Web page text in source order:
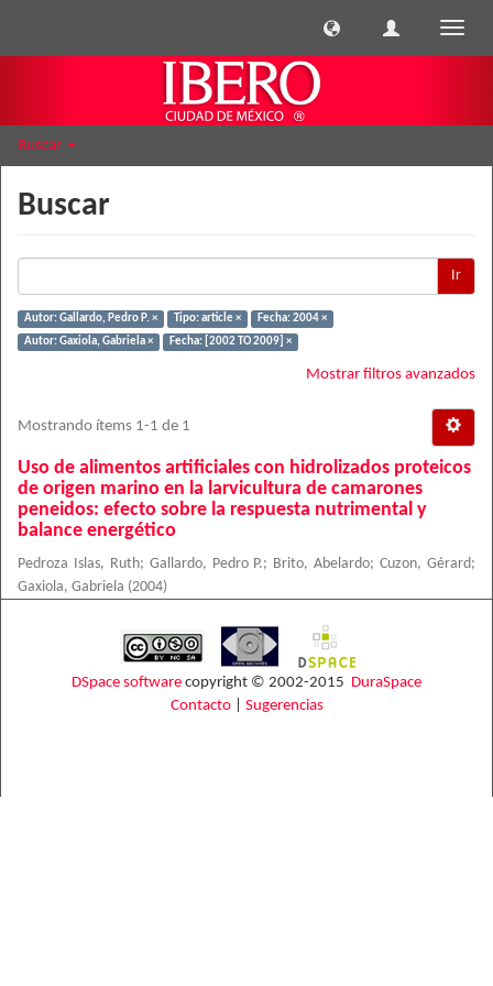
Buscar
Buscar
Ir
Autor: Gallardo, Pedro P. × Tipo: article ×
Fecha: 2004 ×
Autor: Gaxiola, Gabriela ×
Fecha: [2002 TO 2009] ×
Mostrar filtros avanzados
Mostrando ítems 1-1 de 1
Uso de alimentos artificiales con hidrolizados proteicos
de origen marino en la larvicultura de camarones
peneidos: efecto sobre la respuesta nutrimental y
balance energético
Pedroza Islas, Ruth; Gallardo, Pedro P.; Brito, Abelardo;Cuzon, Gérard;
Gaxiola, Gabriela (2004)
DSpace software copyright © 2002-2015 DuraSpace
Contacto| Sugerencias